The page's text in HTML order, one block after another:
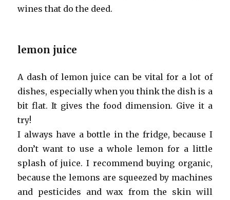
wines that do the deed.
lemon juice
A dash of lemon juice can be vital for a lot of
dishes, especially when you think the dish is a
bit flat. It gives the food dimension. Give it a
try!
I always have a bottle in the fridge, because I
don’t want to use a whole lemon for a little
splash of juice. I recommend buying organic,
because the lemons are squeezed by machines
and pesticides and wax from the skin will